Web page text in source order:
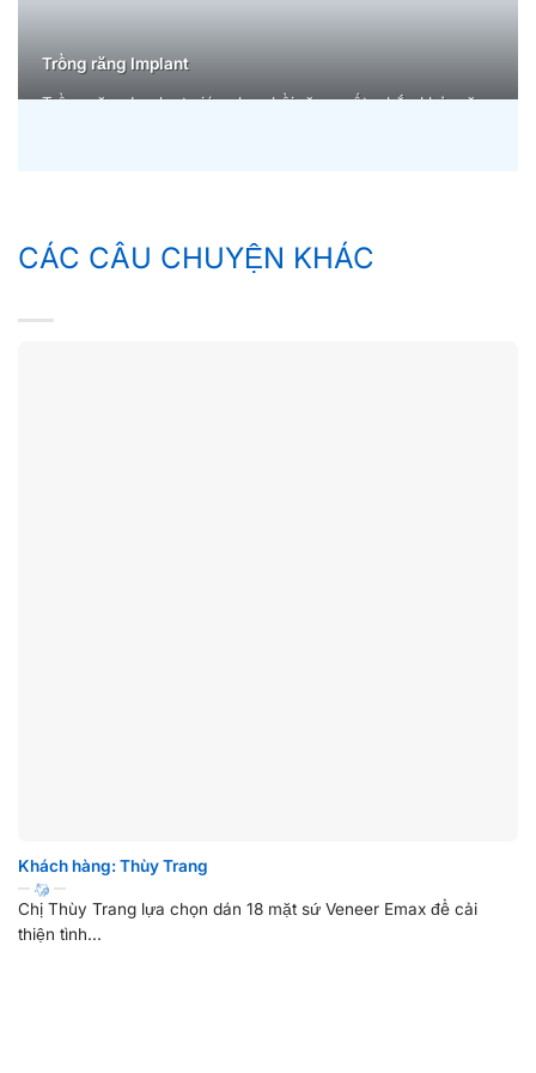
Trồng răng Implant
Trồng răng Implant giúp phục hồi răng mất, chắc khỏe, ăn
CÁC CÂU CHUYỆN KHÁC
Khách hàng: Thùy Trang
Chị Thùy Trang lựa chọn dán 18 mặt sứ Veneer Emax để cải
thiện tình...